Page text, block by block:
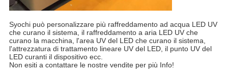
Syochi può personalizzare più raffreddamento ad acqua LED UV
che curano il sistema, il raffreddamento a aria LED UV che
curano la macchina, l'area UV del LED che curano il sistema,
l'attrezzatura di trattamento lineare UV del LED, il punto UV del
LED curanti il dispositivo ecc.
Non esiti a contattare le nostre vendite per più Info!